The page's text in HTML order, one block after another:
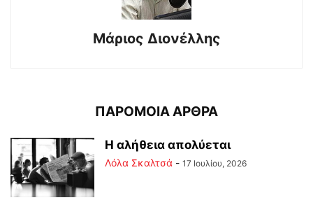
Μάριος Διονέλλης
ΠΑΡΟΜΟΙΑ ΑΡΘΡΑ
Η αλήθεια απολύεται
Λόλα Σκαλτσά - 17 Ιουλίου, 2026